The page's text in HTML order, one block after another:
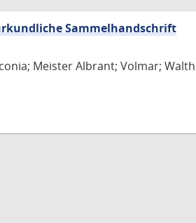
Sammelhandschrift
Meister Albrant; Volmar;